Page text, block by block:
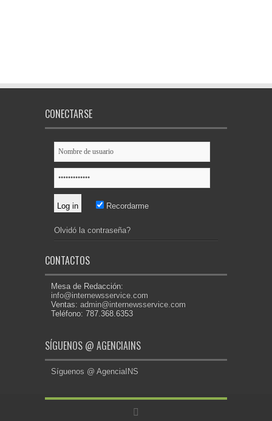
CONECTARSE
Recordarme
Olvidó la contraseña?
CONTACTOS
Mesa de Redacción:
info@internewsservice.com
Ventas: admin@internewsservice.com
Teléfono: 787.368.6353
SÍGUENOS @ AGENCIAINS
Síguenos @ AgenciaINS